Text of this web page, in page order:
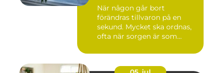
När någon går bort
förändras tillvaron på en
sekund. Mycket ska ordnas,
ofta när sorgen är som